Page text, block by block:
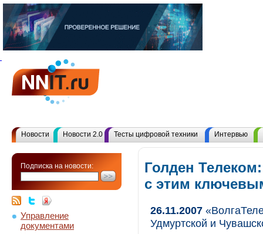
Новости Новости 2.0 Тесты цифровой техники Интервью
Подписка на новости:
Управление
документами
Голден
с этим
26.11.2007
Удмуртской и